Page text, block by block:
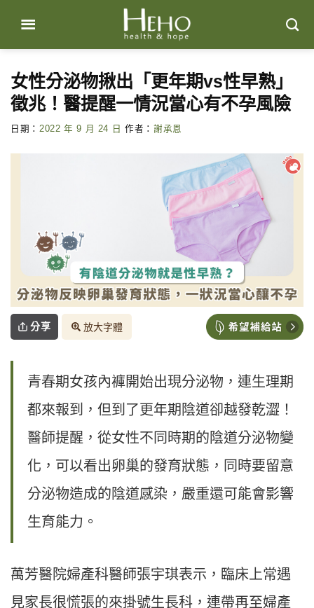
content
女性分泌物揪出「更年期vs性早熟」
徵兆！醫提醒一情況當心有不孕風險
日期： 2022 年 9 月 24 日 作者： 謝承恩
分享 放大字體
青春期女孩內褲開始出現分泌物，連生理期
都來報到，但到了更年期陰道卻越發乾澀！
醫師提醒，從女性不同時期的陰道分泌物變
化，可以看出卵巢的發育狀態，同時要留意
分泌物造成的陰道感染，嚴重還可能會影響
生育能力。
萬芳醫院婦產科醫師張宇琪表示，臨床上常遇
見家長很慌張的來掛號生長科，連帶再至婦產